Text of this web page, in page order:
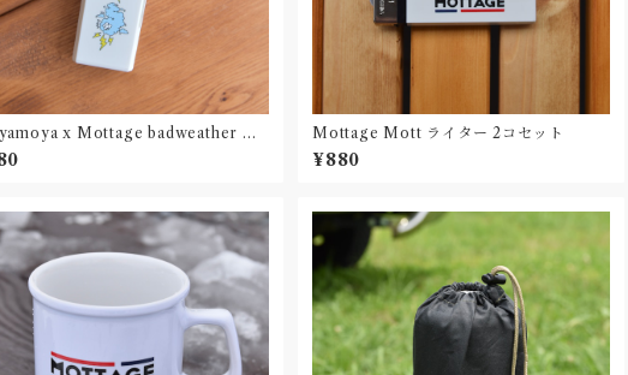
x Mottage badweather ラ
2コセット
Mottage Mott ライター 2コセット
¥880